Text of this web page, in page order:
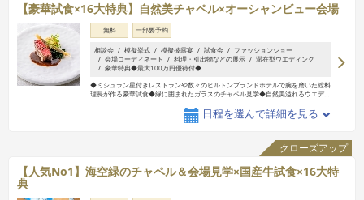
【豪華試食×16大特典】自然美チャペル×オーシャンビュー会場
無料 一部要予約
相談会 模擬挙式 模擬披露宴 試食会
ファッションショー
会場コーディネート
料理・引出物などの展示
滞在型ウエディング
豪華特典◆最大100万円優待付◆
◆ミシュラン星付きレストランや数々のヒルトンブランドホテルで腕を磨いた総料
理長が作る豪華試食◆緑に囲まれたガラスのチャペル見学◆自然美溢れるウエデ…
日程を選んで詳細を見る
クローズアップ
【人気No1】海空緑のチャペル＆会場見学×国産牛試食×16大特
典